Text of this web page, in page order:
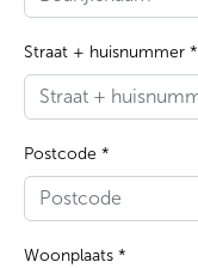
Straat + huisnummer *
Postcode *
Woonplaats *